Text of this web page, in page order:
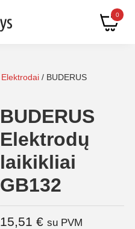
0
Elektrodai / BUDERUS
BUDERUS
Elektrodų
laikikliai
GB132
15,51 € su PVM